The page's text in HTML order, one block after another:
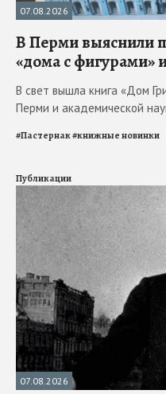
07.08.2026
В Перми выяснили
«дома с фигурами»
В свет вышла книга «Дом
Перми и академической
#Пастернак#книжные новинки
Публикации
07.08.2026